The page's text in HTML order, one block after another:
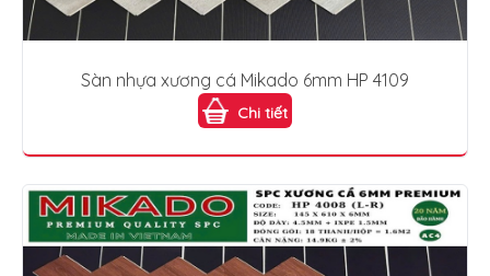
Sàn nhựa xương cá Mikado 6mm HP 4109
Chi tiết